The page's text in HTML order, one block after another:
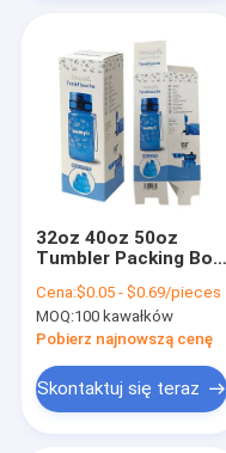
32oz 40oz 50oz
Tumbler Packing Box
Tuck End Box
Cena:$0.05 - $0.69/pieces
MOQ:100 kawałków
Pobierz najnowszą cenę
Skontaktuj się teraz